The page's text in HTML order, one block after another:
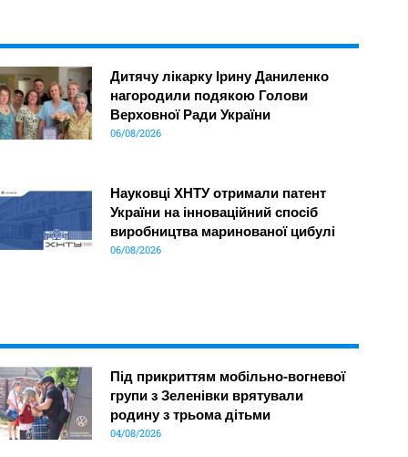
Дитячу лікарку Ірину Даниленко
нагородили подякою Голови
Верховної Ради України
06/08/2026
Науковці ХНТУ отримали патент
України на інноваційний спосіб
виробництва маринованої цибулі
06/08/2026
Під прикриттям мобільно-вогневої
групи з Зеленівки врятували
родину з трьома дітьми
04/08/2026